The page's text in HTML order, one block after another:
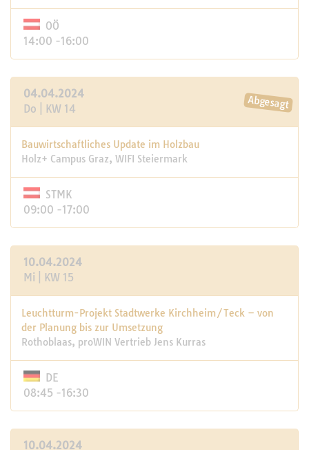
OÖ
14:00 -16:00
04.04.2024
Do | KW 14
Bauwirtschaftliches Update im Holzbau
Holz+ Campus Graz, WIFI Steiermark
STMK
09:00 -17:00
10.04.2024
Mi | KW 15
Leuchtturm-Projekt Stadtwerke Kirchheim/Teck – von
der Planung bis zur Umsetzung
Rothoblaas, proWIN Vertrieb Jens Kurras
DE
08:45 -16:30
10.04.2024